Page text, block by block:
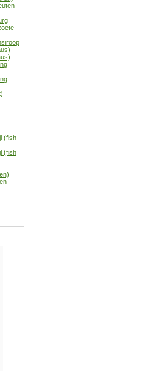
(fish
(fish